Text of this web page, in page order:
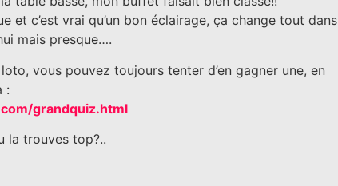
et c’est vrai qu’un bon éclairage, ça change tout dans
mais presque….
vous pouvez toujours tenter d’en gagner une, en
:
grandquiz.html
la trouves top?..